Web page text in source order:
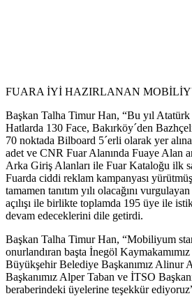
FUARA İYİ HAZIRLANAN
Başkan Talha Timur Han, “Bu yıl
Hatlarda 130 Face, Bakırköy´den
70 noktada Bilboard 5´erli olarak yer
adet ve CNR Fuar Alanında Fuaye Alan
Arka Giriş Alanları ile Fuar Kataloğu ilk
Fuarda ciddi reklam kampanyası
tamamen tanıtım yılı olacağını
açılışı ile birlikte toplamda 195 üye ile
devam edeceklerini dile getirdi.
Başkan Talha Timur Han, “Mobiliyum
onurlandıran başta İnegöl
Büyükşehir Belediye Başkanımız Alinur
Başkanımız Alper Taban ve İTSO
beraberindeki üyelerine teşekkür